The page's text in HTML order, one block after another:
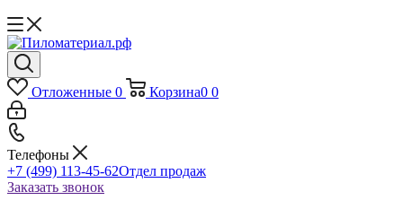
Отложенные 0 Корзина0 0
Телефоны
+7 (499) 113-45-62Отдел продаж
Заказать звонок